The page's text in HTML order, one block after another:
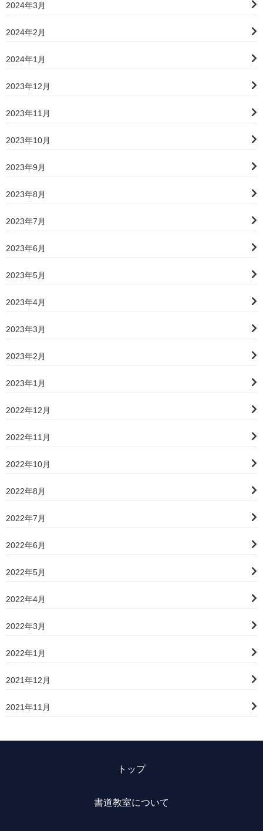
2024年3月
2024年2月
2024年1月
2023年12月
2023年11月
2023年10月
2023年9月
2023年8月
2023年7月
2023年6月
2023年5月
2023年4月
2023年3月
2023年2月
2023年1月
2022年12月
2022年11月
2022年10月
2022年8月
2022年7月
2022年6月
2022年5月
2022年4月
2022年3月
2022年1月
2021年12月
2021年11月
トップ
書道教室について